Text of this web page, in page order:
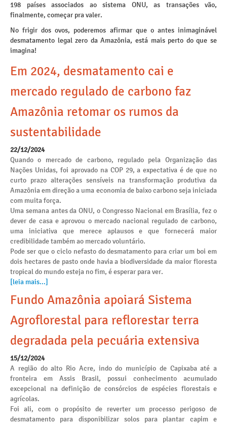
198 países associados ao sistema ONU, as transações vão,
finalmente, começar pra valer.
No frigir dos ovos, poderemos afirmar que o antes inimaginável
desmatamento legal zero da Amazônia, está mais perto do que se
imagina!
Em 2024, desmatamento cai e
mercado regulado de carbono faz
Amazônia retomar os rumos da
sustentabilidade
22/12/2024
Quando o mercado de carbono, regulado pela Organização das
Nações Unidas, foi aprovado na COP 29, a expectativa é de que no
curto prazo alterações sensíveis na transformação produtiva da
Amazônia em direção a uma economia de baixo carbono seja iniciada
com muita força.
Uma semana antes da ONU, o Congresso Nacional em Brasília, fez o
dever de casa e aprovou o mercado nacional regulado de carbono,
uma iniciativa que merece aplausos e que fornecerá maior
credibilidade também ao mercado voluntário.
Pode ser que o ciclo nefasto do desmatamento para criar um boi em
dois hectares de pasto onde havia a biodiversidade da maior floresta
tropical do mundo esteja no fim, é esperar para ver.
[leia mais...]
Fundo Amazônia apoiará Sistema
Agroflorestal para reflorestar terra
degradada pela pecuária extensiva
15/12/2024
A região do alto Rio Acre, indo do município de Capixaba até a
fronteira em Assis Brasil, possui conhecimento acumulado
excepcional na definição de consórcios de espécies florestais e
agrícolas.
Foi ali, com o propósito de reverter um processo perigoso de
desmatamento para disponibilizar solos para plantar capim e